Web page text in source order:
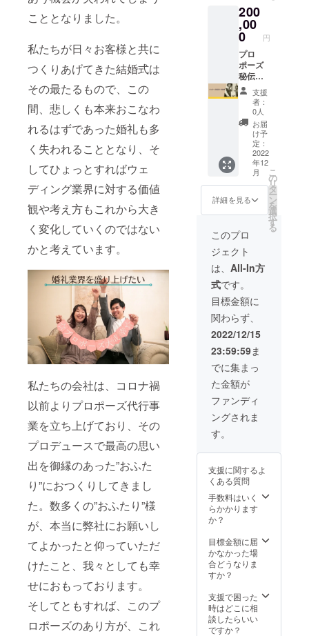
こととなりました。
私たちが日々お客様と共に
つくりあげてきた結婚式は
その最たるもので、この
間、悲しくも本来おこなわ
れるはずであった婚礼も多
く失われることとなり、そ
してひょっとすればウェ
ディング業界に対する価値
観や考え方もこれから大き
く変化していくのではない
かと考えています。
私たちの会社は、コロナ禍
以前よりプロポーズ代行事
業を立ち上げており、その
プロデュースで最高の思い
出を御縁のあった”おふた
り”におつくりしてきまし
た。数多くの”おふたり”様
が、本当に弊社にお願いし
てよかったと仰っていただ
けたこと、我々としても幸
せにおもっております。
そしてともすれば、このプ
ロポーズのあり方が、これ
は2名ま
でにな
りま
す。 ※
同行す
るカッ
プルは
ご指定
出来か
ねま
す。ご
了承下
さい。
※プロ
ポーズ
の邪魔
をしな
い誓約
書のサ
インが
必要と
なりま
す。 ※
ご支援
者様に
は、ク
ラウド
ファン
ディン
グ掲載
終了後
に、詳
しい詳
細や日
時を
メール
にでご
連絡さ
す。
カタカ
ナ、ひ
らが
な、英
数字で
ご記載
下さ
い。 (絵
文字な
どは使
用でき
ません)
※掲載期
間は掲
載開始
日から
3ヶ月と
させて
頂きま
す。 ※
掲載す
るHPは
（掲載
する
URL貼
り付
け）に
なりま
す。 ※
ご支援
いただ
く際
に、備
考欄に
希望の
内容を
ご記載
下さ
者様に
ウド
ファン
ディン
グ掲載
終了後
い内容
をメー
ルでお
送りい
す。
200
,00
0 円
プロ
ポーズ
秘伝
書・指
南書 こ
れから
サプラ
イズプ
ロポー
ズをお
考えの
方で、
アドバ
イスに
なるよ
うな秘
伝書・
指南書
をお送
りいた
しま
す！ ※
ご支援
者様に
は、約
20Pの
データ
をクラ
ウド
ファン
ディン
グ掲載
終了後
にメー
たしま
支援
者：
0人
お届
け予
定：
2022
年12
月
詳細を見る
こ
の
リ
タ
ー
ン
を
選
択
す
る
このプロ
ジェクト
は、 All-In方
式です。
目標金額に
関わらず、
2022/12/15
23:59:59ま
でに集まっ
た金額が
ファンディ
ングされま
す。
支援に関するよ
くある質問
手数料はいく
らかかります
か？
目標金額に届
かなかった場
合どうなりま
すか？
支援で困った
時はどこに相
談したらいい
ですか？